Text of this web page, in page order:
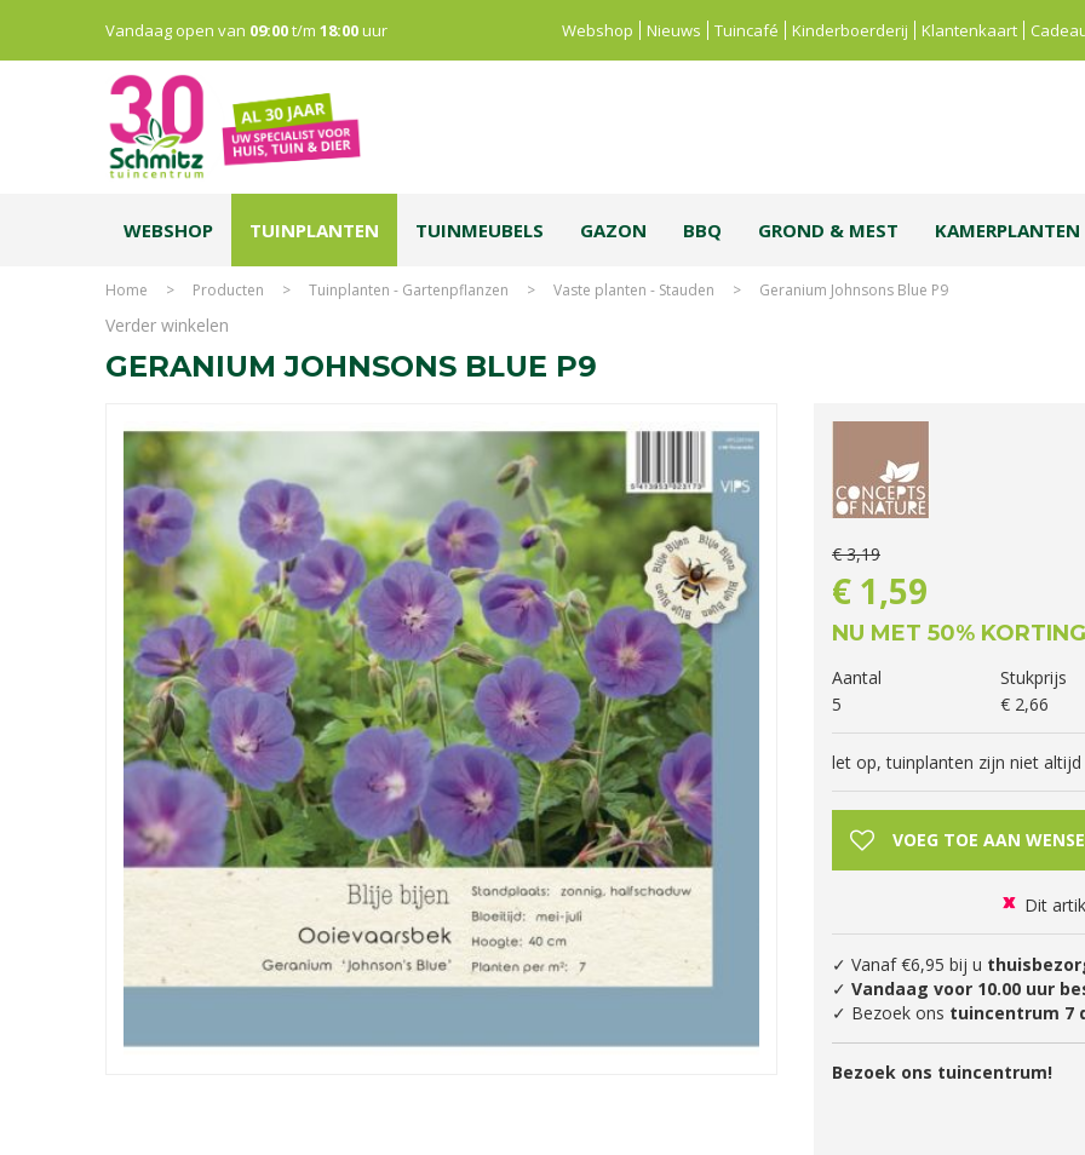
Home > Producten > Tuinplanten - Gartenpflanzen > Vaste planten - Stauden > Geranium Johnsons Blue P9
Vandaag open van 09:00t/m 18:00uur Webshop Nieuws Tuincafé Kinderboerderij Klantenkaart
WEBSHOP TUINPLANTEN TUINMEUBELS GAZON BBQ GROND & MEST KAMERPLANTEN
Verder winkelen
GERANIUM JOHNSONS BLUE P9
€ 3,19
€ 1,59
NU MET 50% KORTING
Aantal
Stukprijs
5
€ 2,66
let op, tuinplanten zijn niet
Dit
✓ Vanaf €6,95 bij u
✓ Vandaag voor 10.00 uur
✓ Bezoek ons tuincentrum 7
Bezoek ons tuincentrum!